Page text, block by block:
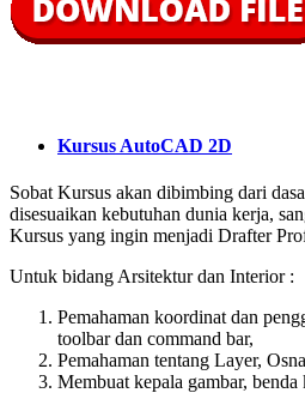
Kursus AutoCAD 2D
Sobat Kursus akan dibimbing dari
disesuaikan kebutuhan dunia kerja,
Kursus yang ingin menjadi Drafter
Untuk bidang Arsitektur dan Interior :
Pemahaman koordinat dan
toolbar dan command bar,
Pemahaman tentang Layer,
Membuat kepala gambar,